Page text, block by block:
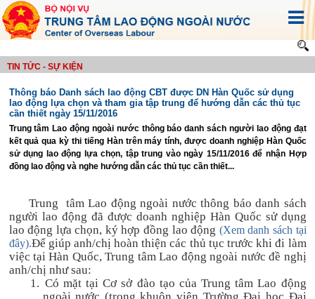
TIN TỨC - SỰ KIỆN
Thông báo Danh sách lao động CBT được DN Hàn Quốc sử dụng
lao động lựa chọn và tham gia tập trung để hướng dẫn các thủ tục
cần thiết ngày 15/11/2016
Trung tâm Lao động ngoài nước thông báo danh sách người lao động đạt
kết quả qua kỳ thi tiếng Hàn trên máy tính, được doanh nghiệp Hàn Quốc
sử dụng lao động lựa chọn, tập trung vào ngày 15/11/2016 để nhận Hợp
đồng lao động và nghe hướng dẫn các thủ tục cần thiết...
Trung tâm Lao động ngoài nước thông báodanh sách
người lao động đã được doanh nghiệp Hàn Quốc sử dụng
lao động lựa chọn, ký hợp đồng lao động (Xem danh sách tại
đây).Để giúp anh/chị hoàn thiện các thủ tục trước khi đi làm
việc tại Hàn Quốc, Trung tâm Lao động ngoài nước đề nghị
anh/chị như sau:
1. Có mặt tại Cơ sở đào tạo của Trung tâm Lao động